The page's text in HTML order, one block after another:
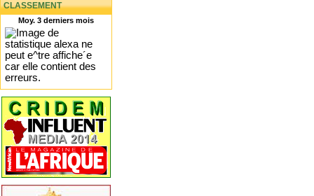
CLASSEMENT
Moy. 3 derniers mois